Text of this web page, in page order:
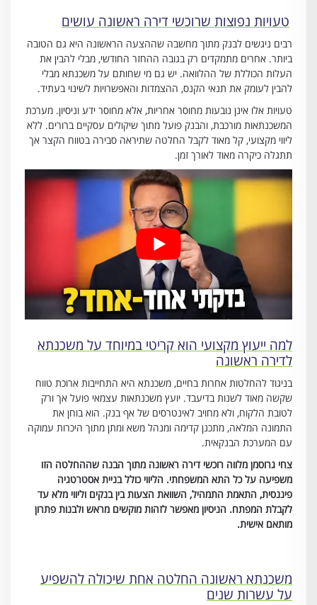
טעויות נפוצות שרוכשי דירה ראשונה עושים
רבים ניגשים לבנק מתוך מחשבה שההצעה הראשונה היא גם הטובה
ביותר. אחרים מתמקדים רק בגובה ההחזר החודשי, מבלי להבין את
העלות הכוללת של ההלוואה. יש גם מי שחותם על משכנתא מבלי
להבין לעומק את תנאי הקנס, ההצמדות והאפשרויות לשינוי בעתיד.
טעויות אלו אינן נובעות מחוסר אחריות, אלא מחוסר ידע וניסיון. מערכת
המשכנתאות מורכבת, והבנק פועל מתוך שיקולים עסקיים ברורים. ללא
ליווי מקצועי, קל מאוד לקבל החלטה שתיראה סבירה בטווח הקצר אך
תתגלה כיקרה מאוד לאורך זמן.
למה ייעוץ מקצועי הוא קריטי במיוחד על משכנתא
לדירה ראשונה
בניגוד להחלטות אחרות בחיים, משכנתא היא התחייבות ארוכת טווח
שקשה מאוד לשנות בדיעבד. יועץ משכנתאות עצמאי פועל אך ורק
לטובת הלקוח, ולא מחויב לאינטרסים של אף בנק. הוא בוחן את
התמונה המלאה, מתכנן קדימה ומנהל משא ומתן מתוך היכרות עמוקה
עם המערכת הבנקאית.
צחי גרוסמן מלווה רוכשי דירה ראשונה מתוך הבנה שההחלטה הזו
משפיעה על כל התא המשפחתי. הליווי כולל בניית אסטרטגיה
פיננסית, התאמת התמהיל, השוואת הצעות בין בנקים וליווי מלא עד
לקבלת המפתח. הניסיון מאפשר לזהות מוקשים מראש ולבנות פתרון
מותאם אישית.
משכנתא ראשונה החלטה אחת שיכולה להשפיע
על עשרות שנים